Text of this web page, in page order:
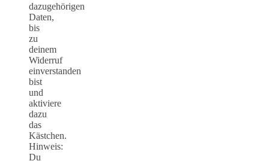
dazugehörigen
Daten,
bis
zu
deinem
Widerruf
einverstanden
bist
und
aktiviere
dazu
das
Kästchen.
Hinweis:
Du